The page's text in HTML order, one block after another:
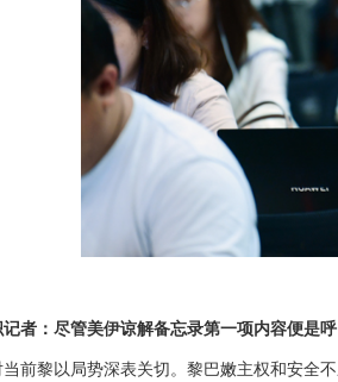
者：尽管美伊谅解备忘录第一项内容便是
前黎以局势深表关切。黎巴嫩主权和安全